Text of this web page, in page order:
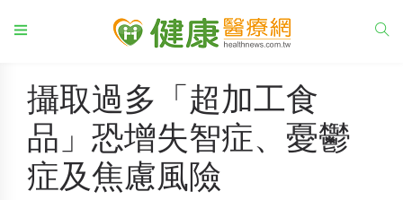
攝取過多「超加工食
品」恐增失智症、憂鬱
症及焦慮風險